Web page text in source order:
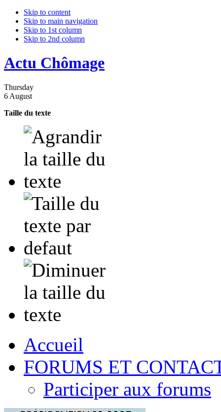
Skip to content
Skip to main navigation
Skip to 1st column
Skip to 2nd column
Actu Chômage
Thursday
6 August
Taille du texte
Accueil
FORUMS ET
Participer aux forums